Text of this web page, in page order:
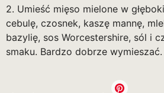
2. Umieść mięso mielone w
cebulę, czosnek, kaszę mannę,
bazylię, sos Worcestershire, sól i
smaku. Bardzo dobrze wymieszać.